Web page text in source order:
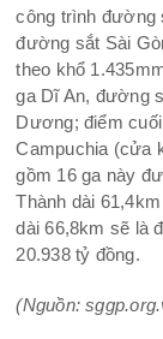
công trình đường
đường sắt Sài
theo khổ
ga Dĩ An, đường
Dương; điểm
Campuchia (cửa
gồm 16 ga này
Thành dài
dài 66,8km sẽ là
20.938 tỷ đồng.
(Nguồn: